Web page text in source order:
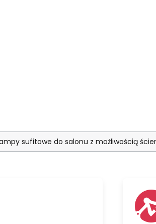
sufitowe do salonu z możliwością